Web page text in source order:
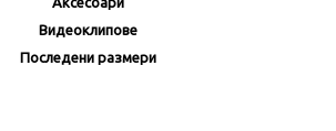
Видеоклипове
Последени размери